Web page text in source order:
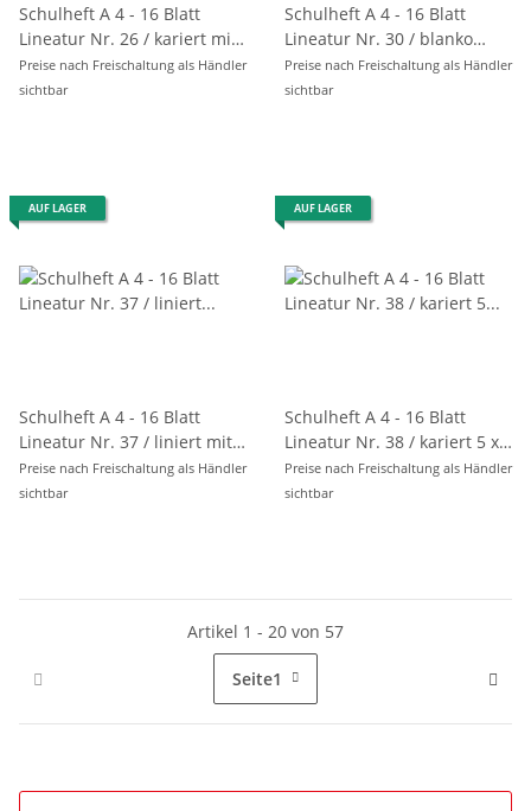
Schulheft A 4 - 16 Blatt
Lineatur Nr. 26 / kariert mit
Rand- rechts
Preise nach Freischaltung als Händler
sichtbar
Schulheft A 4 - 16 Blatt
Lineatur Nr. 30 / blanko
perforiert , gelocht
Preise nach Freischaltung als Händler
sichtbar
AUF LAGER
Schulheft A 4 - 16 Blatt
Lineatur Nr. 37 / liniert mit
Ränder, perforiert , gelocht
Preise nach Freischaltung als Händler
sichtbar
AUF LAGER
Schulheft A 4 - 16 Blatt
Lineatur Nr. 38 / kariert 5 x
5 mm mit Ränder, perforiert
, gelocht
Preise nach Freischaltung als Händler
sichtbar
Artikel 1 - 20 von 57
Seite1